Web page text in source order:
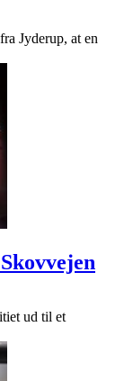
Jyderup, at en
ud til et